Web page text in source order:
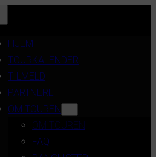
HJEM
TOURKALENDER
TILMELD
PARTNERE
OM TOUREN
OM TOUREN
FAQ